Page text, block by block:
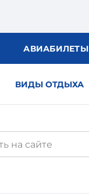
АВИАБИЛЕТЫ
ВИДЫ ОТДЫХА